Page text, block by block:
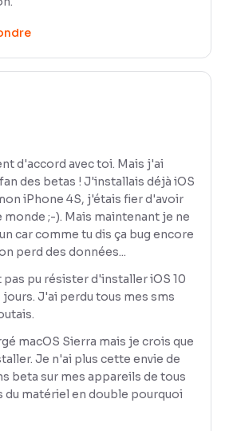
d'accord avec toi. Mais j'ai
des betas ! J'installais déjà iOS
iPhone 4S, j'étais fier d'avoir
monde ;-). Mais maintenant je ne
car comme tu dis ça bug encore
perd des données...
pu résister d'installer iOS 10
J'ai perdu tous mes sms
macOS Sierra mais je crois que
Je n'ai plus cette envie de
beta sur mes appareils de tous
du matériel en double pourquoi